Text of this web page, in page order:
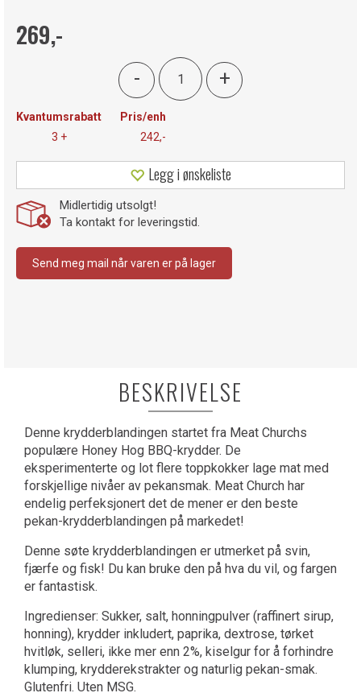
269,-
- +
Kvantumsrabatt
Pris/enh
3 +
242,-
Legg i ønskeliste
Midlertidig utsolgt!
Ta kontakt for leveringstid.
Send meg mail når varen er på lager
BESKRIVELSE
Denne krydderblandingen startet fra Meat Churchs
populære Honey Hog BBQ-krydder. De
eksperimenterte og lot flere toppkokker lage mat med
forskjellige nivåer av pekansmak. Meat Church har
endelig perfeksjonert det de mener er den beste
pekan-krydderblandingen på markedet!
Denne søte krydderblandingen er utmerket på svin,
fjærfe og fisk! Du kan bruke den på hva du vil, og fargen
er fantastisk.
Ingredienser: Sukker, salt, honningpulver (raffinert sirup,
honning), krydder inkludert, paprika, dextrose, tørket
hvitløk, selleri, ikke mer enn 2%, kiselgur for å forhindre
klumping, krydderekstrakter og naturlig pekan-smak.
Glutenfri. Uten MSG.